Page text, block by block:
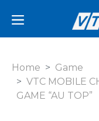
Home
Game
VTC MOBILE
GAME “AU TOP”